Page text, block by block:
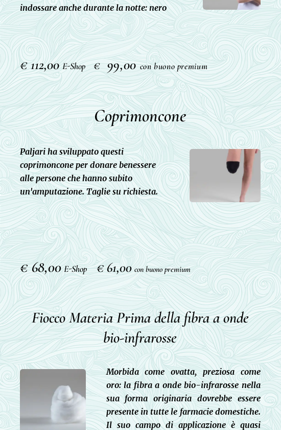
indossare anche durante la notte: nero
€ 112,00 E-Shop € 99,00 con buono premium
Coprimoncone
Paljari ha sviluppato questi
coprimoncone perdonare benessere
alle persone che hanno subito
un'amputazione. Taglie su richiesta.
€ 68,00 E-Shop € 61,00 con buono premium
Fiocco Materia Prima della fibra a onde
bio-infrarosse
Morbida come ovatta, preziosa come
oro: la fibra a onde bio-infrarosse nella
sua forma originaria dovrebbe essere
presente in tutte le farmacie domestiche.
Il suo campo di applicazione è quasi